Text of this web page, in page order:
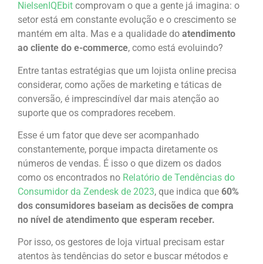
NielsenIQEbit comprovam o que a gente já imagina: o
setor está em constante evolução e o crescimento se
mantém em alta. Mas e a qualidade do atendimento
ao cliente do e-commerce, como está evoluindo?
Entre tantas estratégias que um lojista online precisa
considerar, como ações de marketing e táticas de
conversão, é imprescindível dar mais atenção ao
suporte que os compradores recebem.
Esse é um fator que deve ser acompanhado
constantemente, porque impacta diretamente os
números de vendas. É isso o que dizem os dados
como os encontrados no Relatório de Tendências do
Consumidor da Zendesk de 2023, que indica que 60%
dos consumidores baseiam as decisões de compra
no nível de atendimento que esperam receber.
Por isso, os gestores de loja virtual precisam estar
atentos às tendências do setor e buscar métodos e